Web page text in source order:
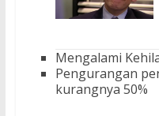
Mengalami
Pengurangan
kurangnya 50%